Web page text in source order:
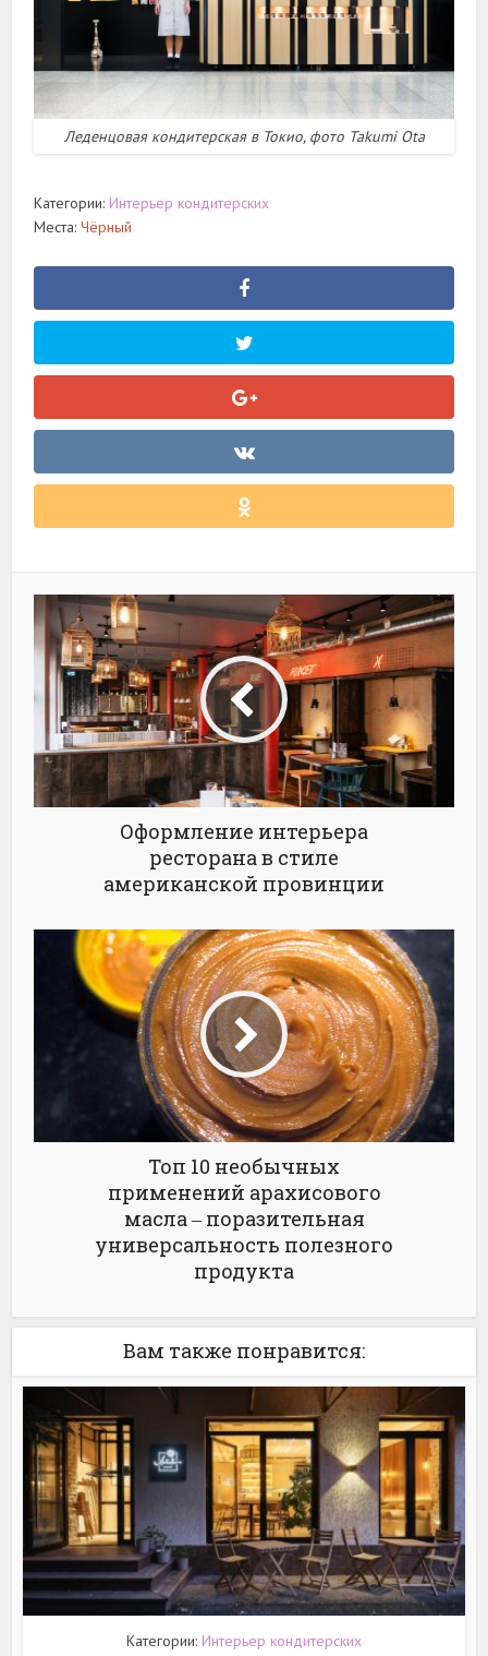
Леденцовая кондитерская в Токио, фото Takumi Ota
Категории: Интерьер кондитерских
Места:Чёрный
Оформление интерьера
ресторана в стиле
американской провинции
Топ 10 необычных
применений арахисового
масла ‒ поразительная
универсальность полезного
продукта
Вам также понравится:
Категории: Интерьер кондитерских